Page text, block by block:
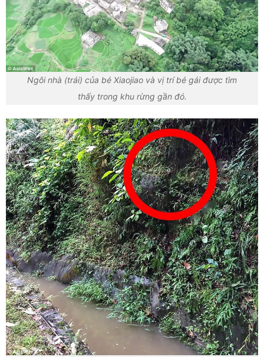
Ngôi nhà (trái) của bé Xiaojiao và vị trí bé gái được tìm
thấy trong khu rừng gần đó.